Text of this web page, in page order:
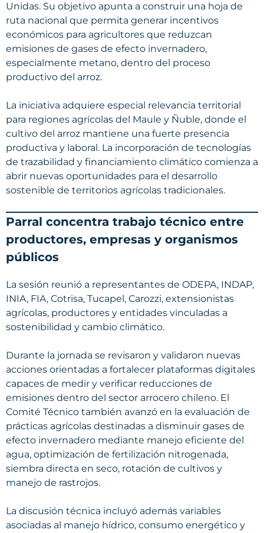
Unidas. Su objetivo apunta a construir una hoja de
ruta nacional que permita generar incentivos
económicos para agricultores que reduzcan
emisiones de gases de efecto invernadero,
especialmente metano, dentro del proceso
productivo del arroz.
La iniciativa adquiere especial relevancia territorial
para regiones agrícolas del Maule y Ñuble, donde el
cultivo del arroz mantiene una fuerte presencia
productiva y laboral. La incorporación de tecnologías
de trazabilidad y financiamiento climático comienza a
abrir nuevas oportunidades para el desarrollo
sostenible de territorios agrícolas tradicionales.
Parral concentra trabajo técnico entre
productores, empresas y organismos
públicos
La sesión reunió a representantes de ODEPA, INDAP,
INIA, FIA, Cotrisa, Tucapel, Carozzi, extensionistas
agrícolas, productores y entidades vinculadas a
sostenibilidad y cambio climático.
Durante la jornada se revisaron y validaron nuevas
acciones orientadas a fortalecer plataformas digitales
capaces de medir y verificar reducciones de
emisiones dentro del sector arrocero chileno. El
Comité Técnico también avanzó en la evaluación de
prácticas agrícolas destinadas a disminuir gases de
efecto invernadero mediante manejo eficiente del
agua, optimización de fertilización nitrogenada,
siembra directa en seco, rotación de cultivos y
manejo de rastrojos.
La discusión técnica incluyó además variables
asociadas al manejo hídrico, consumo energético y